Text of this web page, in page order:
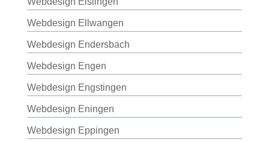
Webdesign Ellwangen
Webdesign Endersbach
Webdesign Engen
Webdesign Engstingen
Webdesign Eningen
Webdesign Eppingen